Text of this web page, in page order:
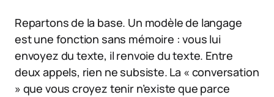
Repartons de la base. Un modèle de langage
est une fonction sans mémoire : vous lui
envoyez du texte, il renvoie du texte. Entre
deux appels, rien ne subsiste. La « conversation
» que vous croyez tenir n’existe que parce